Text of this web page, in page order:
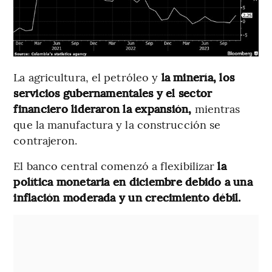
La agricultura, el petróleo y la minería, los
servicios gubernamentales y el sector
financiero lideraron la expansión, mientras
que la manufactura y la construcción se
contrajeron.
El banco central comenzó a flexibilizarla
política monetaria en diciembre debido a una
inflación moderada y un crecimiento débil.